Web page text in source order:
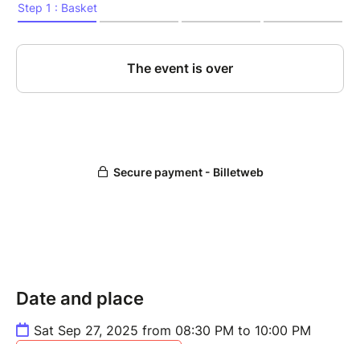
Date and place
Sat Sep 27, 2025 from 08:30 PM to 10:00 PM